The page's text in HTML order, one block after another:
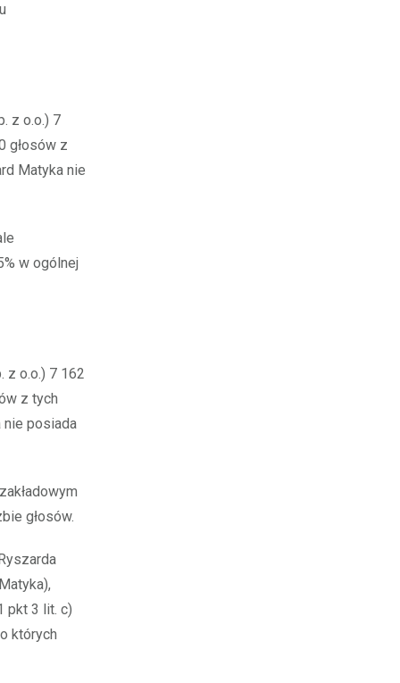
z o.o.) 7
głosów z
Matyka nie
w ogólnej
z o.o.) 7 162
z tych
nie posiada
głosów.
pkt 3 lit. c)
których